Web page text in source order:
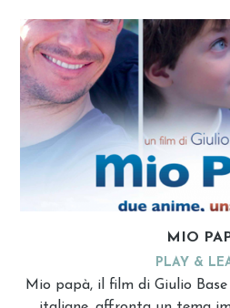
MIO
PLAY &
Mio papà, il film di Giulio Base